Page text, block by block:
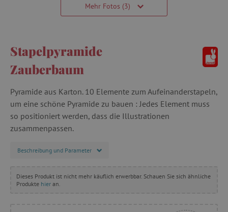
Mehr Fotos (3)
Stapelpyramide
Zauberbaum
Pyramide aus Karton. 10 Elemente zum Aufeinanderstapeln,
um eine schöne Pyramide zu bauen : Jedes Element muss
so positioniert werden, dass die Illustrationen
zusammenpassen.
Beschreibung und Parameter
Dieses Produkt ist nicht mehr käuflich erwerbbar. Schauen Sie sich ähnliche
Produkte hier an.